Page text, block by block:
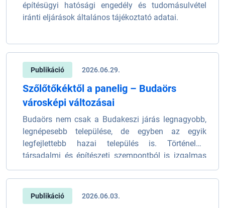
építésügyi hatósági engedély és tudomásulvétel
iránti eljárások általános tájékoztató adatai.
Publikáció 2026.06.29.
Szőlőtőkéktől a panelig – Budaörs
városképi változásai
Budaörs nem csak a Budakeszi járás legnagyobb,
legnépesebb települése, de egyben az egyik
legfejlettebb hazai település is. Történelmi,
társadalmi és építészeti szempontból is izgalmas
és fordulatos múltja van.
Publikáció 2026.06.03.